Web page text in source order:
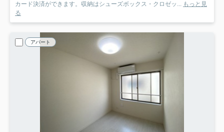
カード決済ができます。収納はシューズボックス・クロゼッ... もっと見
る
アパート